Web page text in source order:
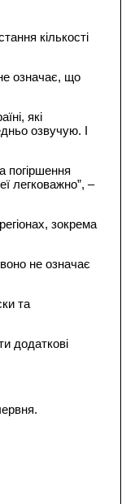
кількості
означає, що
які
озвучую. І
погіршення
легковажно”, –
зокрема
не означає
та
додаткові